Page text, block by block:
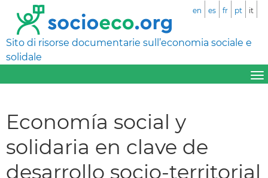
Sito di risorse documentarie sull’economia sociale e
solidale
en es fr pt it
Economía social y
solidaria en clave de
desarrollo socio-territorial